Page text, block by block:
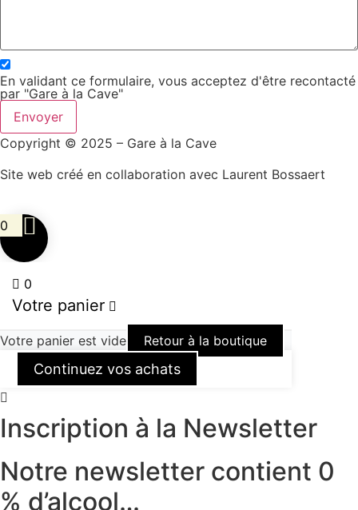
En validant ce formulaire, vous acceptez d'être recontacté
par "Gare à la Cave"
Envoyer
Copyright © 2025 – Gare à la Cave
Site web créé en collaboration avec Laurent Bossaert
0
0
Votre panier
Votre panier est vide Retour à la boutique
Continuez vos achats
Inscription à la Newsletter
Notre newsletter contient 0
% d’alcool…